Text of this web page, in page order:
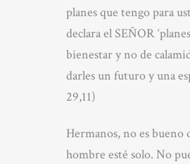
planes que tengo para
declara el SEÑOR
bienestar y no de
darles un futuro y una
29,11)
Hermanos, no es bueno
hombre esté solo. No